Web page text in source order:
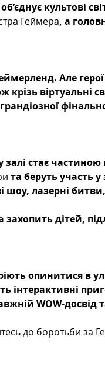
культові
Геймера, а
Але
віртуальні
залі стає
та беруть участь
шоу, лазерні
захопить дітей,
опинитися в
інтерактивні
WOW-досвід
до боротьби за